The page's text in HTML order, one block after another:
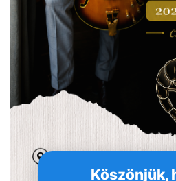
Köszönjük,